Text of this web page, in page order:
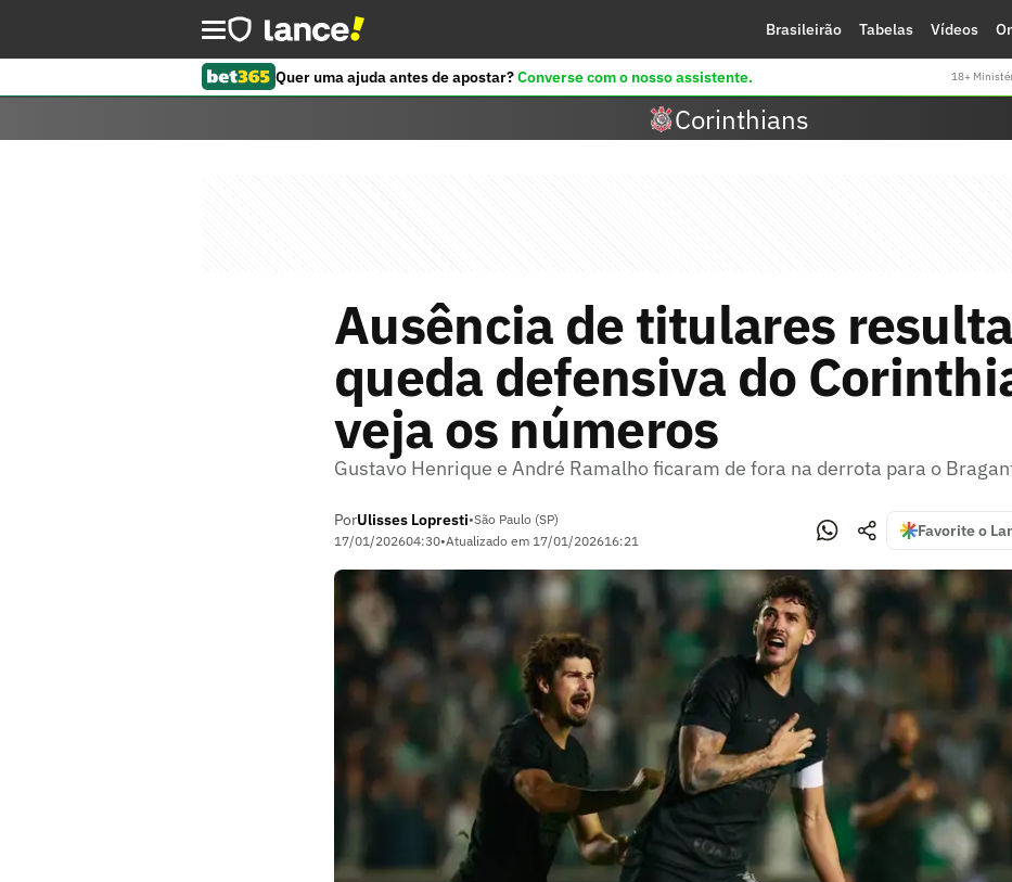
Brasileirão Tabelas Vídeos
Quer uma ajuda antes de apostar?Converse com o nosso assistente. 18+
Corinthians
Ausência de titulares
queda defensiva do
veja os números
Gustavo Henrique e André Ramalho ficaram de fora na derrota para o
PorUlisses Lopresti•São Paulo (SP)
17/01/202604:30•Atualizado em 17/01/202616:21
Favorite o